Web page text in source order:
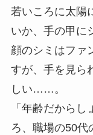
若いころに太陽
いか、手の甲に
顔のシミはファ
すが、手を見ら
しい……。
「年齢だから
ろ、職場の50代